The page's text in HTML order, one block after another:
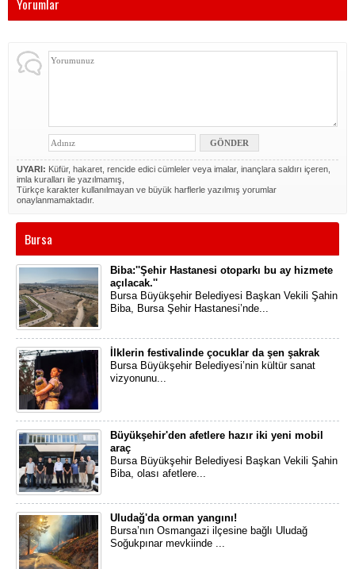
Yorumlar
UYARI: Küfür, hakaret, rencide edici cümleler veya imalar, inançlara saldırı içeren,
imla kuralları ile yazılmamış,
Türkçe karakter kullanılmayan ve büyük harflerle yazılmış yorumlar
onaylanmamaktadır.
Bursa
Biba:''Şehir Hastanesi otoparkı bu ay hizmete
açılacak.''
​Bursa Büyükşehir Belediyesi Başkan Vekili Şahin
Biba, Bursa Şehir Hastanesi’nde...
İlklerin festivalinde çocuklar da şen şakrak
Bursa Büyükşehir Belediyesi’nin kültür sanat
vizyonunu...
Büyükşehir'den afetlere hazır iki yeni mobil
araç
Bursa Büyükşehir Belediyesi Başkan Vekili Şahin
Biba, olası afetlere...
Uludağ'da orman yangını!
Bursa’nın Osmangazi ilçesine bağlı Uludağ
Soğukpınar mevkiinde ...